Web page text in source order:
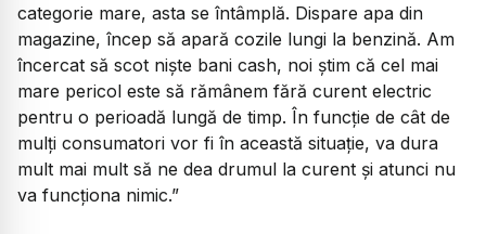
categorie mare, asta se întâmplă. Dispare apa din
magazine, încep să apară cozile lungi la benzină. Am
încercat să scot niște bani cash, noi știm că cel mai
mare pericol este să rămânem fără curent electric
pentru o perioadă lungă de timp. În funcție de cât de
mulți consumatori vor fi în această situație, va dura
mult mai mult să ne dea drumul la curent și atunci nu
va funcționa nimic.”